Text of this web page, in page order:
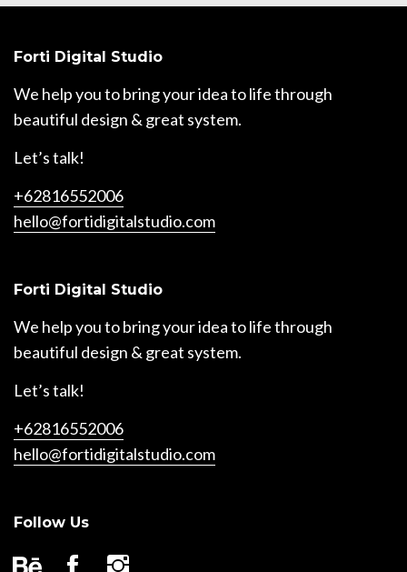
Forti Digital Studio
We help you to bring your idea to life through
beautiful design & great system.
Let’s talk!
+62816552006
hello@fortidigitalstudio.com
Forti Digital Studio
We help you to bring your idea to life through
beautiful design & great system.
Let’s talk!
+62816552006
hello@fortidigitalstudio.com
Follow Us